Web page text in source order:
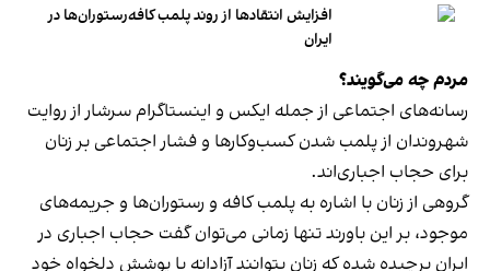
افزایش انتقادها از روند پلمب کافه‌رستوران‌ها در
ایران
مردم چه می‌گویند؟
رسانه‎‌های اجتماعی از جمله ایکس و اینستاگرام سرشار از روایت
شهروندان از پلمب شدن کسب‌وکارها و فشار اجتماعی بر زنان
برای حجاب اجباری‌اند.
گروهی از زنان با اشاره به پلمب کافه و رستوران‌ها و جریمه‌های
موجود، بر این باورند تنها زمانی می‌توان گفت حجاب اجباری در
ایران برچیده شده که زنان بتوانند آزادانه با پوشش دلخواه خود